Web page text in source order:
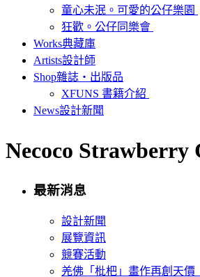
童心未泯。可愛的公仔樂園
狂歡。公仔同樂會
Works典藏庫
Artists設計師
Shop雜誌‧出版品
XFUNS 書籍介紹
News設計新聞
Necoco Strawberry
最新消息
設計新聞
展覽資訊
競賽活動
羌佛「枇杷」畫作再創天